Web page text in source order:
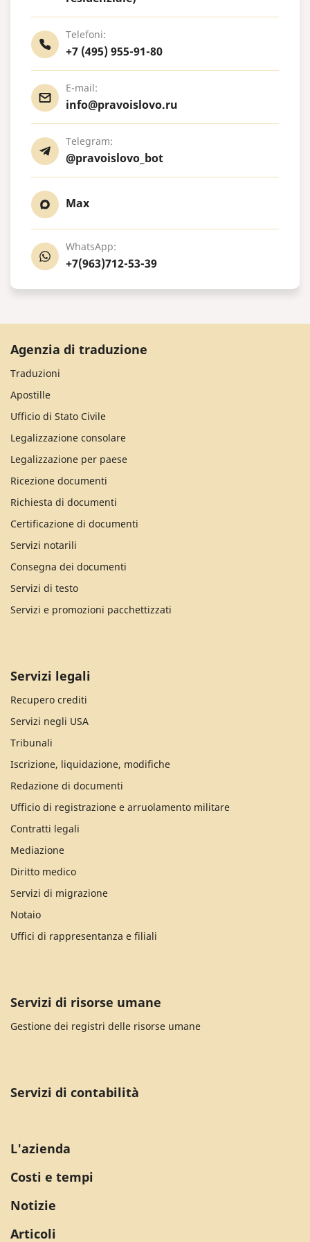
Telefoni:
+7 (495) 955-91-80
E-mail:
info@pravoislovo.ru
Telegram:
@pravoislovo_bot
Max
WhatsApp:
+7(963)712-53-39
Agenzia di traduzione
Traduzioni
Apostille
Ufficio di Stato Civile
Legalizzazione consolare
Legalizzazione per paese
Ricezione documenti
Richiesta di documenti
Certificazione di documenti
Servizi notarili
Consegna dei documenti
Servizi di testo
Servizi e promozioni pacchettizzati
Servizi legali
Recupero crediti
Servizi negli USA
Tribunali
Iscrizione, liquidazione, modifiche
Redazione di documenti
Ufficio di registrazione e arruolamento militare
Contratti legali
Mediazione
Diritto medico
Servizi di migrazione
Notaio
Uffici di rappresentanza e filiali
Servizi di risorse umane
Gestione dei registri delle risorse umane
Servizi di contabilità
L'azienda
Costi e tempi
Notizie
Articoli